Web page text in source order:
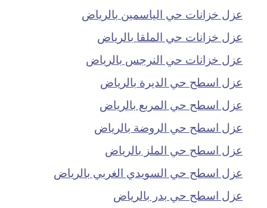
عزل خزانات حي الياسمين بالرياض
عزل خزانات حي الملقا بالرياض
عزل خزانات حي النرجس بالرياض
عزل اسطح حي الديرة بالرياض
عزل اسطح حي المربع بالرياض
عزل اسطح حي الروضة بالرياض
عزل اسطح حي الملز بالرياض
عزل اسطح حي السويدي الغربي بالرياض
عزل اسطح حي بدر بالرياض